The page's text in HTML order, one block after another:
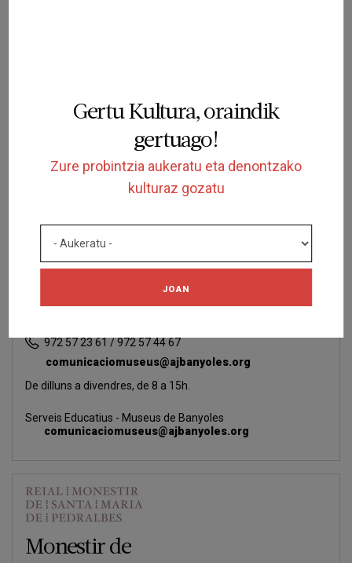
Monasterio de
972 57 23 61 / 972 57 44 67
comunicaciomuseus@ajbanyoles.org
De dilluns a divendres, de 8 a 15h.
Serveis Educatius - Museus de Banyoles
comunicaciomuseus@ajbanyoles.org
Monestir de
Gertu Kultura, oraindik
gertuago!
Zure probintzia aukeratu eta denontzako
kulturaz gozatu
JOAN